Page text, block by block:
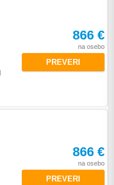
866 €
na osebo
PREVERI
866 €
na osebo
PREVERI